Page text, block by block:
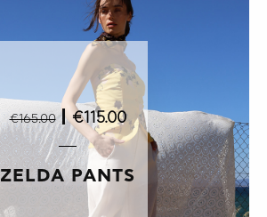
€165.00 | €115.00
ZELDA PANTS